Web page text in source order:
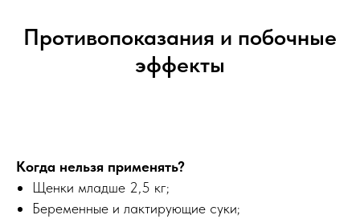
Противопоказания и побочные
эффекты
Когда нельзя применять?
Щенки младше 2,5 кг;
Беременные и лактирующие суки;